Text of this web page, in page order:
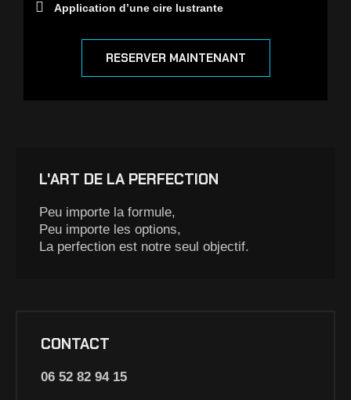
Application d’une cire lustrante
RESERVER MAINTENANT
L'ART DE LA PERFECTION
Peu importe la formule,
Peu importe les options,
La perfection est notre seul objectif.
CONTACT
06 52 82 94 15